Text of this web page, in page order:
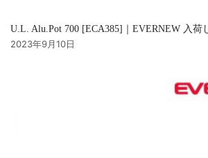
U.L. Alu.Pot 700 [ECA385]｜EVERNEW 入荷
2023年9月10日